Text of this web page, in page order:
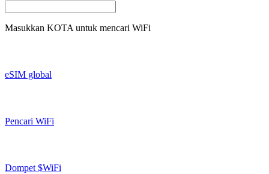
Masukkan KOTA untuk mencari WiFi
eSIM global
Pencari WiFi
Dompet $WiFi